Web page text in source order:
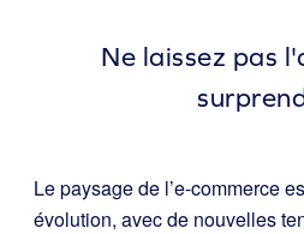
Ne laissez pas
Le paysage de l’e-commerce
évolution, avec de nouvelles